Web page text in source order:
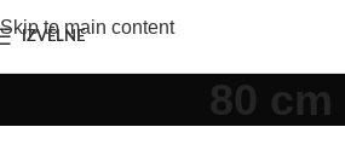
Skip to main content
IZVĒLNE
80 cm